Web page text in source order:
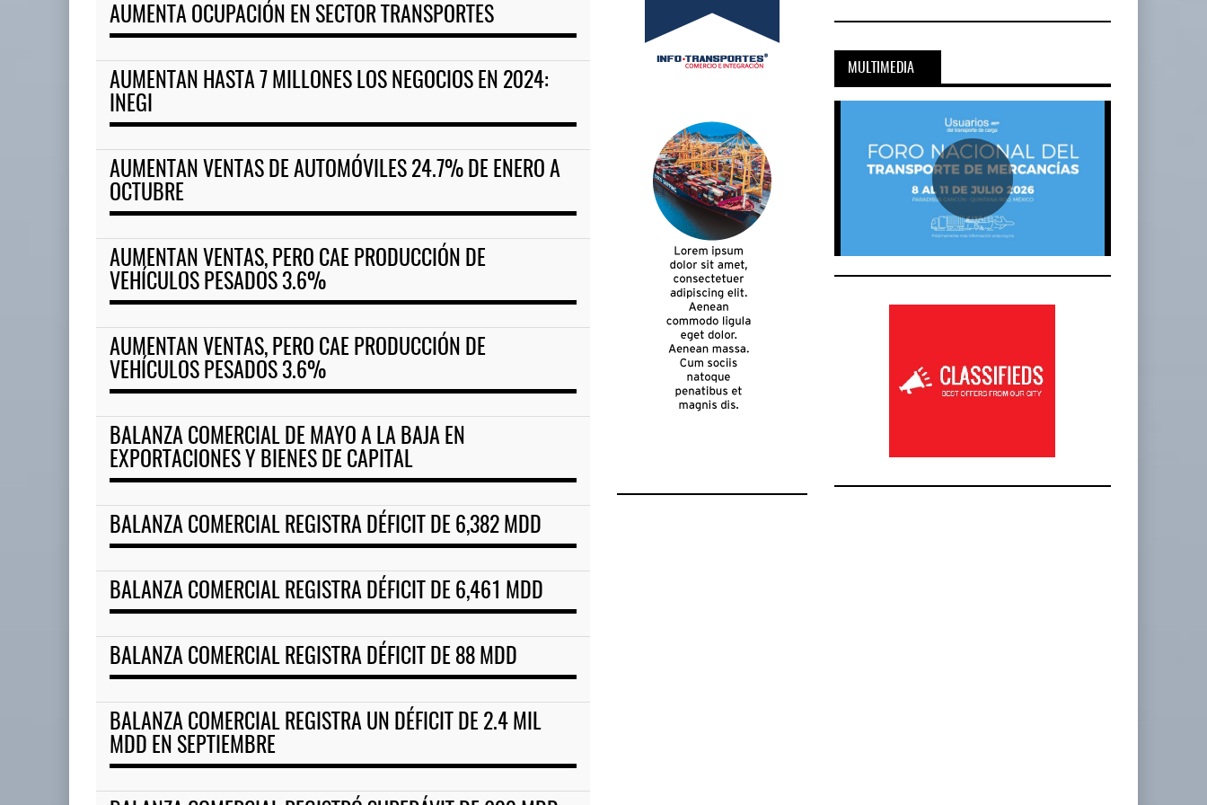
AUMENTA OCUPACIÓN EN SECTOR TRANSPORTES
AUMENTAN HASTA 7 MILLONES LOS NEGOCIOS EN 2024:
INEGI
AUMENTAN VENTAS DE AUTOMÓVILES 24.7% DE ENERO A
OCTUBRE
AUMENTAN VENTAS, PERO CAE PRODUCCIÓN DE
VEHÍCULOS PESADOS 3.6%
AUMENTAN VENTAS, PERO CAE PRODUCCIÓN DE
VEHÍCULOS PESADOS 3.6%
BALANZA COMERCIAL DE MAYO A LA BAJA EN
EXPORTACIONES Y BIENES DE CAPITAL
BALANZA COMERCIAL REGISTRA DÉFICIT DE 6,382 MDD
BALANZA COMERCIAL REGISTRA DÉFICIT DE 6,461 MDD
BALANZA COMERCIAL REGISTRA DÉFICIT DE 88 MDD
BALANZA COMERCIAL REGISTRA UN DÉFICIT DE 2.4 MIL
MDD EN SEPTIEMBRE
MULTIMEDIA